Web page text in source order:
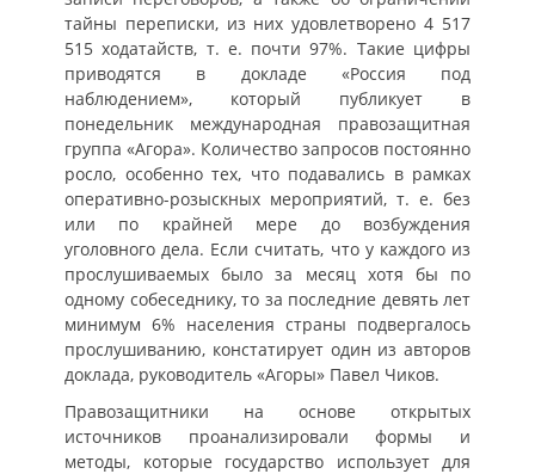
тайны переписки, из них удовлетворено 4 517
515 ходатайств, т. е. почти 97%. Такие цифры
приводятся в докладе «Россия под
наблюдением», который публикует в
понедельник международная правозащитная
группа «Агора». Количество запросов постоянно
росло, особенно тех, что подавались в рамках
оперативно-розыскных мероприятий, т. е. без
или по крайней мере до возбуждения
уголовного дела. Если считать, что у каждого из
прослушиваемых было за месяц хотя бы по
одному собеседнику, то за последние девять лет
минимум 6% населения страны подвергалось
прослушиванию, констатирует один из авторов
доклада, руководитель «Агоры» Павел Чиков.
Правозащитники на основе открытых
источников проанализировали формы и
методы, которые государство использует для